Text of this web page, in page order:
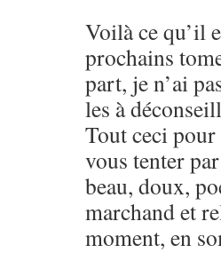
Voilà ce qu’il
prochains
part, je n’ai
les à
Tout ceci
vous tenter
beau, doux,
marchand et
moment, en